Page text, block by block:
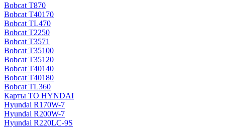
Bobcat T870
Bobcat T40170
Bobcat TL470
Bobcat Т2250
Bobcat Т3571
Bobcat Т35100
Bobcat Т35120
Bobcat Т40140
Bobcat Т40180
Bobcat ТL360
Карты ТО HYNDAI
Hyundai R170W-7
Hyundai R200W-7
Hyundai R220LC-9S